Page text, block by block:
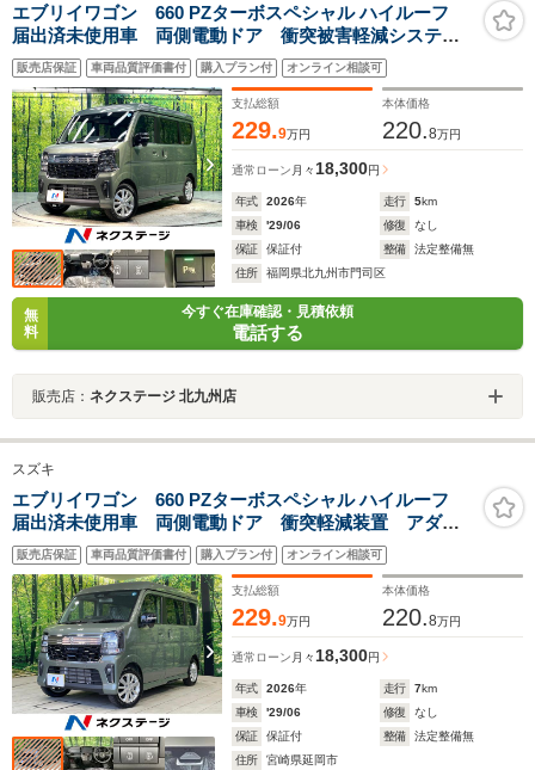
エブリイワゴン 660 PZターボスペシャル ハイルーフ
届出済未使用車 両側電動ドア 衝突被害軽減システ
ム レーダークルーズ シートヒーター コーナーセン
サー スマートキー LEDヘッド 純正14インチアル
ミ オートハイビーム 車線逸脱警報 オートライト
販売店保証 車両品質評価書付 購入プラン付 オンライン相談可
支払総額
229.9万円
本体価格
220.8万円
通常ローン 月々 18,300円
年式 2026年 走行 5km
車検
'29/06 修復
なし
保証
保証付 整備
法定整備無
住所
福岡県北九州市門司区
無
料
今すぐ在庫確認・見積依頼
電話する
販売店： ネクステージ 北九州店
スズキ
エブリイワゴン 660 PZターボスペシャル ハイルーフ
届出済未使用車 両側電動ドア 衝突軽減装置 アダプ
ティブクルーズ シートヒーター コーナーセンサー
スマートキー LEDヘッド ステアリングヒーター オ
ートハイビーム 車線逸脱警報 オートライト
販売店保証 車両品質評価書付 購入プラン付 オンライン相談可
支払総額
229.9万円
本体価格
220.8万円
通常ローン 月々 18,300円
年式 2026年 走行 7km
車検
'29/06 修復
なし
保証
保証付 整備
法定整備無
住所
宮崎県延岡市